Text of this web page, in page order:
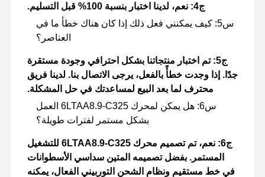
ج4: نعم، لدينا اختبار بنسبة 100% قبل التسليم.
س5: كيف يمكنني فعل ذلك إذا كان هناك خطأ ما في
العناصر؟
ج5: تم اختبار منتجاتنا بشكل احترافي وجودة مستقرة
جدًا. إذا وجدت خطأً بالفعل، يرجى الاتصال بنا. لدينا فريق
محترف لما بعد البيع لمساعدتك في حل المشكلة.
س6: هل يمكن لمحرك 6LTAA8.9-C325 العمل
بشكل مستمر لفترات طويلة؟
ج6: نعم، تم تصميم محرك 6LTAA8.9-C325 للتشغيل
المستمر. بفضل تصميمه المتين سداسي الأسطوانات
في خط مستقيم ونظام الشحن التوربيني الفعال، يمكنه